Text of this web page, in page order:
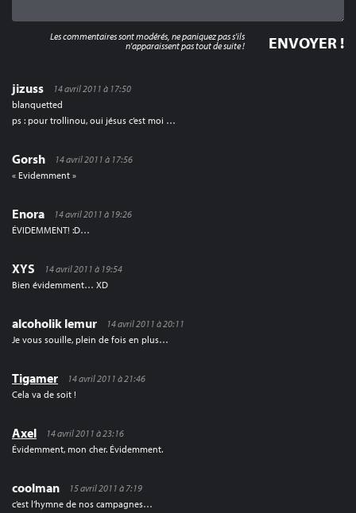
jizuss
14 avril 2011 à 17:50
blanquetted
ps : pour trollinou, oui jésus c’est moi …
Gorsh
14 avril 2011 à 17:56
« Evidemment »
Enora
14 avril 2011 à 19:26
ÉVIDEMMENT! :D…
XYS
14 avril 2011 à 19:54
Bien évidemment… XD
alcoholik lemur
14 avril 2011 à 20:11
Je vous souille, plein de fois en plus…
Tigamer
14 avril 2011 à 21:46
Cela va de soit !
Axel
14 avril 2011 à 23:16
Évidemment, mon cher. Évidemment.
coolman
15 avril 2011 à 7:19
c’est l’hymne de nos campagnes…
Les commentaires sont modérés, ne paniquez pas s'ils
n'apparaissent pas tout de suite !